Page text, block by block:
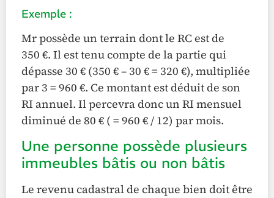
Exemple :
Mr possède un terrain dont le RC est de
350 €. Il est tenu compte de la partie qui
dépasse 30 € (350 € – 30 € = 320 €), multipliée
par 3 = 960 €. Ce montant est déduit de son
RI annuel. Il percevra donc un RI mensuel
diminué de 80 € ( = 960 € / 12) par mois.
Une personne possède plusieurs
immeubles bâtis ou non bâtis
Le revenu cadastral de chaque bien doit être